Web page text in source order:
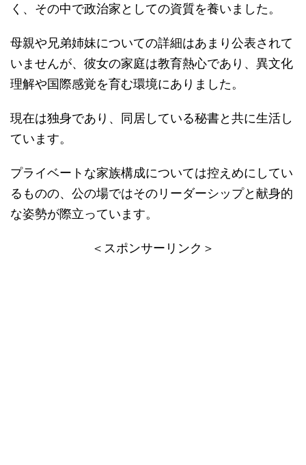
く、その中で政治家としての資質を養いました。
母親や兄弟姉妹についての詳細はあまり公表されて
いませんが、彼女の家庭は教育熱心であり、異文化
理解や国際感覚を育む環境にありました。
現在は独身であり、同居している秘書と共に生活し
ています。
プライベートな家族構成については控えめにしてい
るものの、公の場ではそのリーダーシップと献身的
な姿勢が際立っています。
＜スポンサーリンク＞